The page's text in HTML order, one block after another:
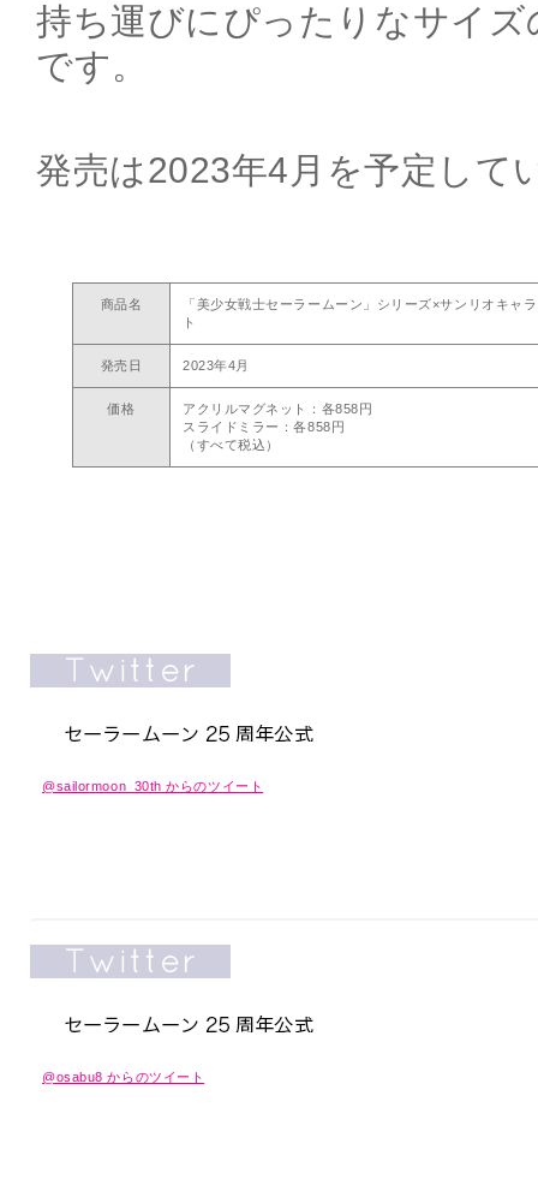
持ち運びにぴったりなサイ
です。
発売は2023年4月を予定して
商品名
「美少女戦士セーラームーン」シリーズ×サンリオキャ
ト
発売日 2023年4月
価格
アクリルマグネット：各858円
スライドミラー：各858円
（すべて税込）
@sailormoon_30th からのツイート
@osabu8 からのツイート